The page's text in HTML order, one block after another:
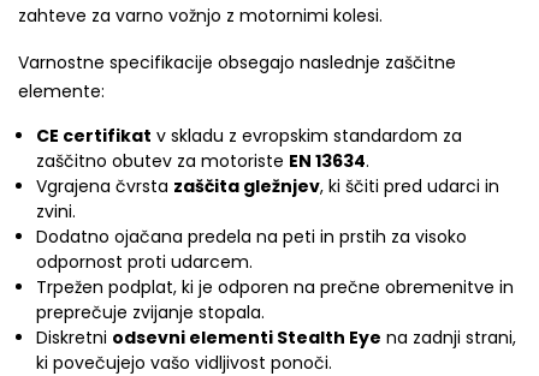
zahteve za varno vožnjo z motornimi kolesi.
Varnostne specifikacije obsegajo naslednje zaščitne
elemente:
CE certifikat v skladu z evropskim standardom za
zaščitno obutev za motoriste EN 13634.
Vgrajena čvrsta zaščita gležnjev, ki ščiti pred udarci in
zvini.
Dodatno ojačana predela na peti in prstih za visoko
odpornost proti udarcem.
Trpežen podplat, ki je odporen na prečne obremenitve in
preprečuje zvijanje stopala.
Diskretni odsevni elementi Stealth Eye na zadnji strani,
ki povečujejo vašo vidljivost ponoči.